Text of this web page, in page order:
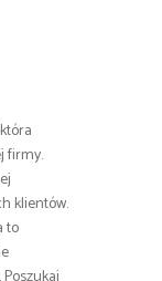
firmy.
klientów.
to